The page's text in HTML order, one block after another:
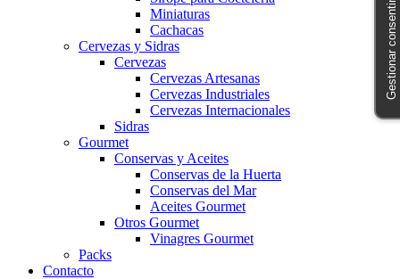
Miniaturas
Cachacas
Cervezas y Sidras
Cervezas
Cervezas Artesanas
Cervezas Industriales
Cervezas Internacionales
Sidras
Gourmet
Conservas y Aceites
Conservas de la Huerta
Conservas del Mar
Aceites Gourmet
Otros Gourmet
Vinagres Gourmet
Packs
Contacto
Gestionar consentimiento